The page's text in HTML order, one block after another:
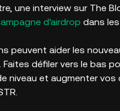
une interview sur The
d'airdrop dans
peuvent aider les
Faites défiler vers le bas
niveau et augmenter